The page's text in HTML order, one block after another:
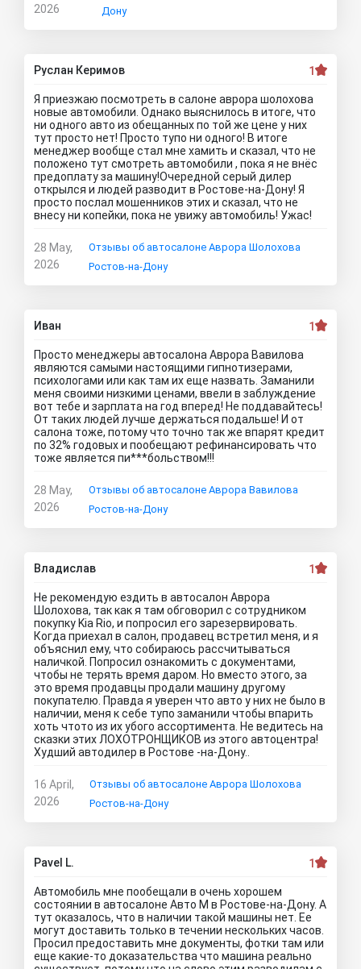
2026
Дону
Руслан Керимов 1
Я приезжаю посмотреть в салоне аврора шолохова
новые автомобили. Однако выяснилось в итоге, что
ни одного авто из обещанных по той же цене у них
тут просто нет! Просто тупо ни одного! В итоге
менеджер вообще стал мне хамить и сказал, что не
положено тут смотреть автомобили , пока я не внёс
предоплату за машину!Очередной серый дилер
открылся и людей разводит в Ростове-на-Дону! Я
просто послал мошенников этих и сказал, что не
внесу ни копейки, пока не увижу автомобиль! Ужас!
28 May,
2026
Отзывы об автосалоне Аврора Шолохова
Ростов-на-Дону
Иван 1
Просто менеджеры автосалона Аврора Вавилова
являются самыми настоящими гипнотизерами,
психологами или как там их еще назвать. Заманили
меня своими низкими ценами, ввели в заблуждение
вот тебе и зарплата на год вперед! Не поддавайтесь!
От таких людей лучше держаться подальше! И от
салона тоже, потому что точно так же впарят кредит
по 32% годовых и пообещают рефинансировать что
тоже является пи***больством!!!
28 May,
2026
Отзывы об автосалоне Аврора Вавилова
Ростов-на-Дону
Владислав 1
Не рекомендую ездить в автосалон Аврора
Шолохова, так как я там обговорил с сотрудником
покупку Kia Rio, и попросил его зарезервировать.
Когда приехал в салон, продавец встретил меня, и я
объяснил ему, что собираюсь рассчитываться
наличкой. Попросил ознакомить с документами,
чтобы не терять время даром. Но вместо этого, за
это время продавцы продали машину другому
покупателю. Правда я уверен что авто у них не было в
наличии, меня к себе тупо заманили чтобы впарить
хоть чтото из их убого ассортимента. Не ведитесь на
сказки этих ЛОХОТРОНЩИКОВ из этого автоцентра!
Худший автодилер в Ростове -на-Дону..
16 April,
2026
Отзывы об автосалоне Аврора Шолохова
Ростов-на-Дону
Pavel L. 1
Автомобиль мне пообещали в очень хорошем
состоянии в автосалоне Авто М в Ростове-на-Дону. А
тут оказалось, что в наличии такой машины нет. Ее
могут доставить только в течении нескольких часов.
Просил предоставить мне документы, фотки там или
еще какие-то доказательства что машина реально